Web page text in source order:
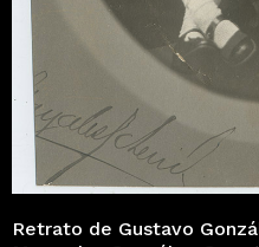
Retrato de Gustavo